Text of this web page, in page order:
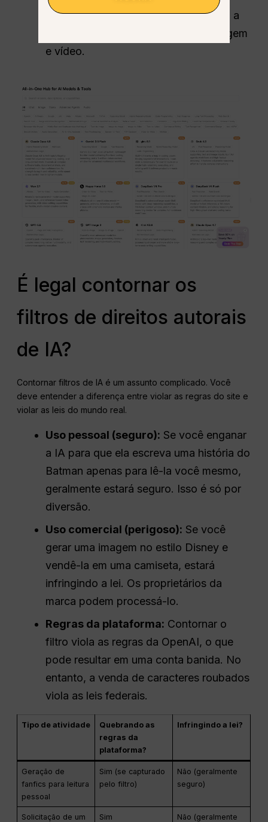
começa em apenas $5.8, oferecendo a
você geração contínua de texto, imagem
e vídeo.
É legal contornar os
filtros de direitos autorais
de IA?
Contornar filtros de IA é um assunto complicado. Você
deve entender a diferença entre violar as regras do site e
violar as leis do mundo real.
Uso pessoal (seguro): Se você enganar
a IA para que ela escreva uma história do
Batman apenas para lê-la você mesmo,
geralmente estará seguro. Isso é só por
diversão.
Uso comercial (perigoso): Se você
gerar uma imagem no estilo Disney e
vendê-la em uma camiseta, estará
infringindo a lei. Os proprietários da
marca podem processá-lo.
Regras da plataforma: Contornar o
filtro viola as regras da OpenAI, o que
pode resultar em uma conta banida. No
entanto, a venda de caracteres roubados
viola as leis federais.
Tipo de atividade
Quebrando as
regras da
plataforma?
Infringindo a lei?
Geração de
fanfics para leitura
pessoal
Sim (se capturado
pelo filtro)
Não (geralmente
seguro)
Solicitação de um
Sim
Não (geralmente